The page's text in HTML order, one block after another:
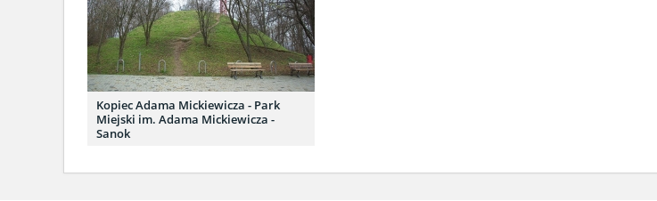
Kopiec Adama Mickiewicza - Park
Miejski im. Adama Mickiewicza -
Sanok